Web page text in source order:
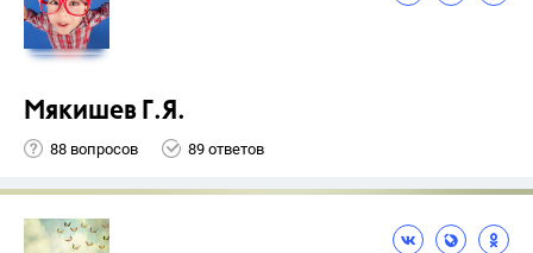
Мякишев Г.Я.
88 вопросов 89 ответов